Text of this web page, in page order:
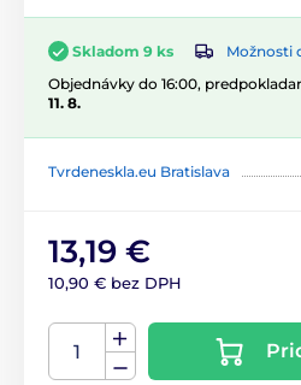
Skladom 9 ks
Možnosti
Objednávky do 16:00,
11. 8.
Tvrdeneskla.eu Bratislava
13,19 €
10,90 € bez DPH